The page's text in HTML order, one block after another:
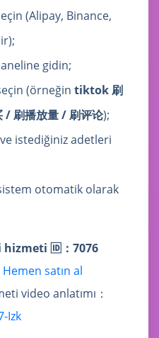
(Alipay, Binance,
gidin;
(örneğin tiktok 刷
刷播放量 / 刷评论);
istediğiniz adetleri
otomatik olarak
🆔：7076
Hemen satın al
video anlatımı：
Izk